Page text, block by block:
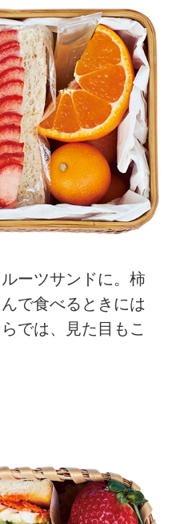
ーツサンドに。柿
で食べるときには
では、見た目もこ